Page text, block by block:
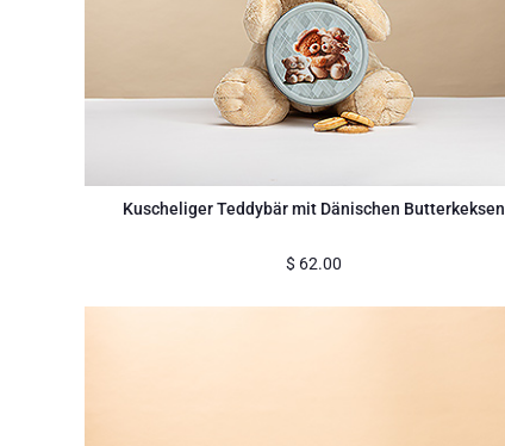
Kuscheliger Teddybär mit Dänischen Butterkeksen
$ 62.00